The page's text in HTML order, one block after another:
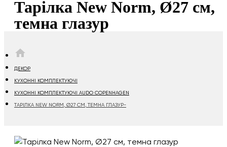
Тарілка New Norm, Ø27 см,
темна глазур
ДЕКОР
КУХОННІ КОМПЛЕКТУЮЧІ
КУХОННІ КОМПЛЕКТУЮЧІ AUDO COPENHAGEN
ТАРІЛКА NEW NORM, Ø27 СМ, ТЕМНА ГЛАЗУР-